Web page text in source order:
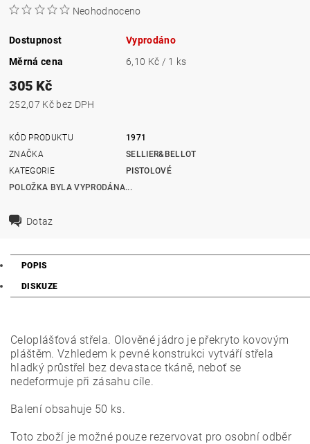
Neohodnoceno
Dostupnost
Vyprodáno
Měrná cena
6,10 Kč / 1 ks
305 Kč
252,07 Kč bez DPH
KÓD PRODUKTU
1971
ZNAČKA
SELLIER&BELLOT
KATEGORIE
PISTOLOVÉ
POLOŽKA BYLA VYPRODÁNA...
Dotaz
POPIS
DISKUZE
Celoplášťová střela. Olověné jádro je překryto kovovým
pláštěm. Vzhledem k pevné konstrukci vytváří střela
hladký průstřel bez devastace tkáně, neboť se
nedeformuje při zásahu cíle.
Balení obsahuje 50 ks.
Toto zboží je možné pouze rezervovat pro osobní odběr